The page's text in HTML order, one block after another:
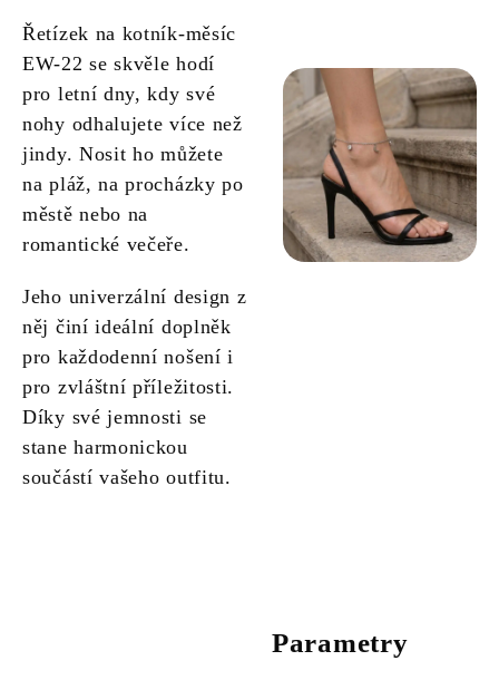
Řetízek na kotník-měsíc
EW-22 se skvěle hodí
pro letní dny, kdy své
nohy odhalujete více než
jindy. Nosit ho můžete
na pláž, na procházky po
městě nebo na
romantické večeře.
Jeho univerzální design z
něj činí ideální doplněk
pro každodenní nošení i
pro zvláštní příležitosti.
Díky své jemnosti se
stane harmonickou
součástí vašeho outfitu.
Parametry